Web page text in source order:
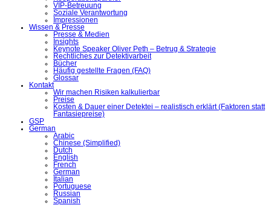
VIP-Betreuung
Soziale Verantwortung
Impressionen
Wissen & Presse
Presse & Medien
Insights
Keynote Speaker Oliver Peth – Betrug & Strategie
Rechtliches zur Detektivarbeit
Bücher
Häufig gestellte Fragen (FAQ)
Glossar
Kontakt
Wir machen Risiken kalkulierbar
Preise
Kosten & Dauer einer Detektei – realistisch erklärt (Faktoren statt
Fantasiepreise)
GSP
German
Arabic
Chinese (Simplified)
Dutch
English
French
German
Italian
Portuguese
Russian
Spanish